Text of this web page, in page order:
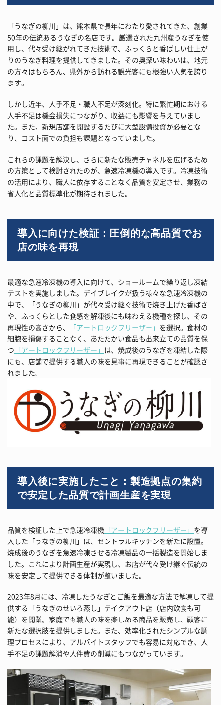
「うなぎの柳川」は、熊本県で長年にわたり愛されてきた、創業
50年の伝統あるうなぎの名店です。厳選された九州産うなぎを使
用し、代々受け継がれてきた技術で、ふっくらと香ばしい仕上が
りのうなぎ料理を提供してきました。その奥深い味わいは、地元
の方々はもちろん、県外から訪れる観光客にも根強い人気を誇り
ます。
しかし近年、人手不足・職人不足が深刻化。特に繁忙期における
人手不足は機会損失につながり、収益にも影響を与えていまし
た。また、新規店舗を開設するたびに大型設備投資が必要とな
り、コスト面での負担も課題となっていました。
これらの課題を解決し、さらに新たな販売チャネルを広げるため
の方策として検討されたのが、急速冷凍機の導入です。冷凍技術
の活用により、職人に依存することなく品質を安定させ、業務の
省人化と品質標準化が期待されました。
導入に向けた検証：圧倒的な高品質でお
店の味を再現
最適な急速冷凍機の導入に向けて、ショールームで繰り返し凍結
テストを実施しました。デイブレイクが扱う様々な急速冷凍機の
中で、「うなぎの柳川」が代々受け継ぐ技術で焼き上げた香ばさ
や、ふっくらとした食感を解凍後にも味わえる機種を探し、その
再現性の高さから、
「アートロックフリーザー」 を選択。食材の
細胞を損傷することなく、あたたかい食品も出来立ての品質を保
つ 「アートロックフリーザー」 は、焼成後のうなぎを凍結した際
にも、店舗で提供する職人の味を見事に再現できることが確認さ
れました。
導入後に実施したこと：製造拠点の集約
で安定した品質で計画生産を実現
品質を検証した上で急速冷凍機 「アートロックフリーザー」 を導
入した「うなぎの柳川」は、セントラルキッチンを新たに設置。
焼成後のうなぎを急速冷凍させる冷凍製品の一括製造を開始しま
した。これにより計画生産が実現し、お店が代々受け継ぐ伝統の
味を安定して提供できる体制が整いました。
2023年8月には、冷凍したうなぎとご飯を最適な方法で解凍して提
供する「うなぎのせいろ蒸し」テイクアウト店（店内飲食も可
能）を開業。家庭でも職人の味を楽しめる商品を販売し、顧客に
新たな選択肢を提供しました。また、効率化されたシンプルな調
理プロセスにより、アルバイトスタッフでも容易に対応でき、人
手不足の課題解消や人件費の削減にもつながっています。